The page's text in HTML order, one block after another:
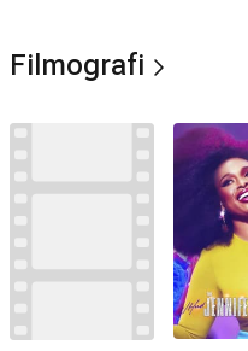
kaybetmiş müzisyen Jeff
Filmografi